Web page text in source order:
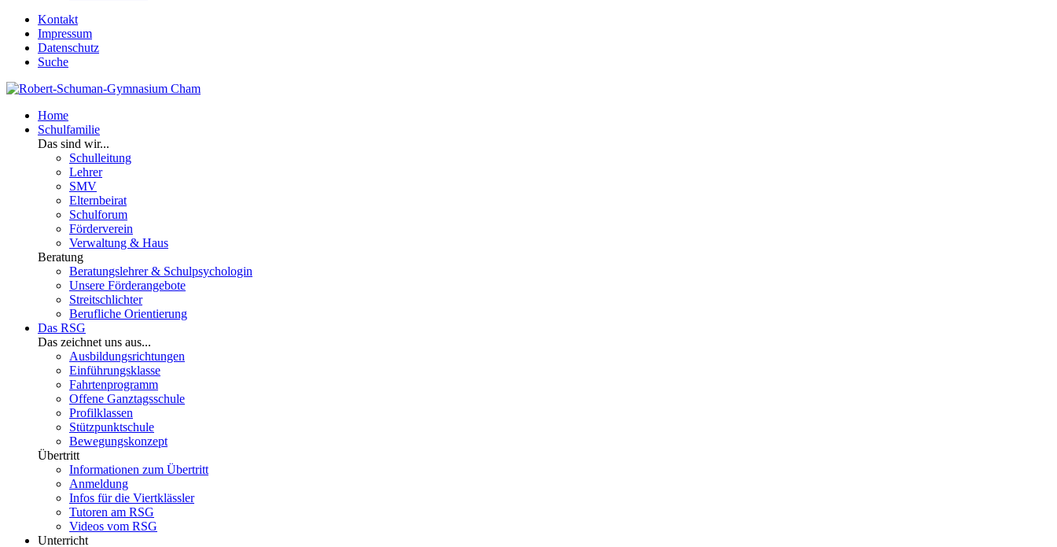
Kontakt
Impressum
Datenschutz
Suche
Home
Schulfamilie
Das sind wir...
Schulleitung
Lehrer
SMV
Elternbeirat
Schulforum
Förderverein
Verwaltung & Haus
Beratung
Beratungslehrer & Schulpsychologin
Unsere Förderangebote
Streitschlichter
Berufliche Orientierung
Das RSG
Das zeichnet uns aus...
Ausbildungsrichtungen
Einführungsklasse
Fahrtenprogramm
Offene Ganztagsschule
Profilklassen
Stützpunktschule
Bewegungskonzept
Übertritt
Informationen zum Übertritt
Anmeldung
Infos für die Viertklässler
Tutoren am RSG
Videos vom RSG
Unterricht